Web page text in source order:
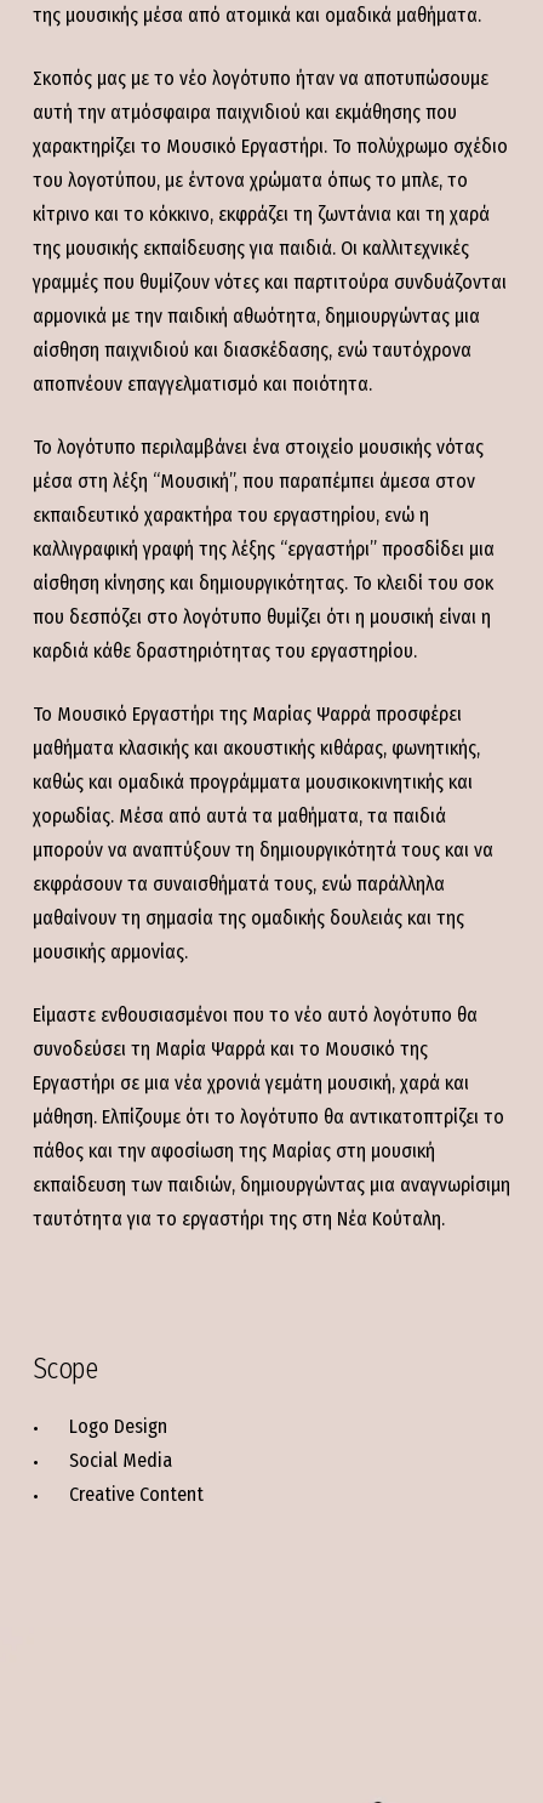
της μουσικής μέσα από ατομικά και ομαδικά μαθήματα.
Σκοπός μας με το νέο λογότυπο ήταν να αποτυπώσουμε
αυτή την ατμόσφαιρα παιχνιδιού και εκμάθησης που
χαρακτηρίζει το Μουσικό Εργαστήρι. Το πολύχρωμο σχέδιο
του λογοτύπου, με έντονα χρώματα όπως το μπλε, το
κίτρινο και το κόκκινο, εκφράζει τη ζωντάνια και τη χαρά
της μουσικής εκπαίδευσης για παιδιά. Οι καλλιτεχνικές
γραμμές που θυμίζουν νότες και παρτιτούρα συνδυάζονται
αρμονικά με την παιδική αθωότητα, δημιουργώντας μια
αίσθηση παιχνιδιού και διασκέδασης, ενώ ταυτόχρονα
αποπνέουν επαγγελματισμό και ποιότητα.
Το λογότυπο περιλαμβάνει ένα στοιχείο μουσικής νότας
μέσα στη λέξη “Μουσική”, που παραπέμπει άμεσα στον
εκπαιδευτικό χαρακτήρα του εργαστηρίου, ενώ η
καλλιγραφική γραφή της λέξης “εργαστήρι” προσδίδει μια
αίσθηση κίνησης και δημιουργικότητας. Το κλειδί του σοκ
που δεσπόζει στο λογότυπο θυμίζει ότι η μουσική είναι η
καρδιά κάθε δραστηριότητας του εργαστηρίου.
Το Μουσικό Εργαστήρι της Μαρίας Ψαρρά προσφέρει
μαθήματα κλασικής και ακουστικής κιθάρας, φωνητικής,
καθώς και ομαδικά προγράμματα μουσικοκινητικής και
χορωδίας. Μέσα από αυτά τα μαθήματα, τα παιδιά
μπορούν να αναπτύξουν τη δημιουργικότητά τους και να
εκφράσουν τα συναισθήματά τους, ενώ παράλληλα
μαθαίνουν τη σημασία της ομαδικής δουλειάς και της
μουσικής αρμονίας.
Είμαστε ενθουσιασμένοι που το νέο αυτό λογότυπο θα
συνοδεύσει τη Μαρία Ψαρρά και το Μουσικό της
Εργαστήρι σε μια νέα χρονιά γεμάτη μουσική, χαρά και
μάθηση. Ελπίζουμε ότι το λογότυπο θα αντικατοπτρίζει το
πάθος και την αφοσίωση της Μαρίας στη μουσική
εκπαίδευση των παιδιών, δημιουργώντας μια αναγνωρίσιμη
ταυτότητα για το εργαστήρι της στη Νέα Κούταλη.
Scope
Logo Design
Social Media
Creative Content